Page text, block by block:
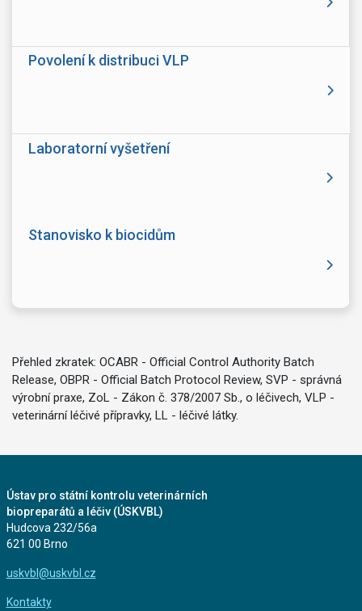
Povolení k distribuci VLP
Laboratorní vyšetření
Stanovisko k biocidům
Přehled zkratek: OCABR - Official Control Authority Batch
Release, OBPR - Official Batch Protocol Review, SVP - správná
výrobní praxe, ZoL - Zákon č. 378/2007 Sb., o léčivech, VLP -
veterinární léčivé přípravky, LL - léčivé látky.
Ústav pro státní kontrolu veterinárních
biopreparátů a léčiv (ÚSKVBL)
Hudcova 232/56a
621 00 Brno
uskvbl@uskvbl.cz
Kontakty